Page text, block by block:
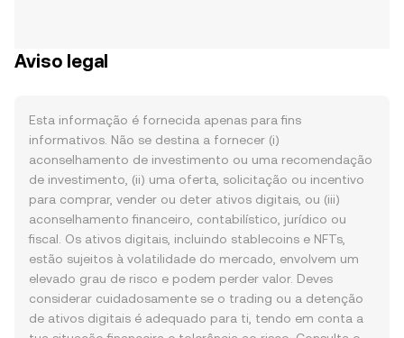
Aviso legal
Esta informação é fornecida apenas para fins
informativos. Não se destina a fornecer (i)
aconselhamento de investimento ou uma recomendação
de investimento, (ii) uma oferta, solicitação ou incentivo
para comprar, vender ou deter ativos digitais, ou (iii)
aconselhamento financeiro, contabilístico, jurídico ou
fiscal. Os ativos digitais, incluindo stablecoins e NFTs,
estão sujeitos à volatilidade do mercado, envolvem um
elevado grau de risco e podem perder valor. Deves
considerar cuidadosamente se o trading ou a detenção
de ativos digitais é adequado para ti, tendo em conta a